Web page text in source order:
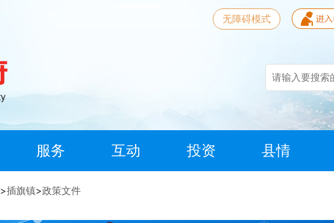
无障碍模式
服务 互动 投资 县情
>插旗镇>政策文件